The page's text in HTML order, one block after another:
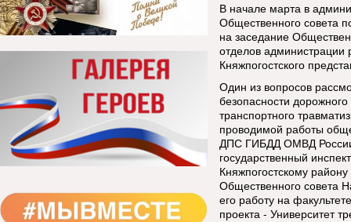
В начале марта в
Общественного совета
на заседание
отделов администрации
Княжпогостского
Один из вопросов
безопасности
транспортного
проводимой работы
ДПС ГИБДД ОМВД России
государственный
Княжпогостскому
Общественного совета
его работу на
проекта - Университет